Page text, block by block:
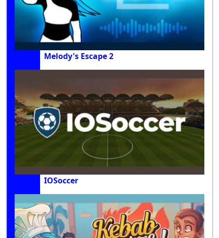
Melody's Escape 2
IOSoccer